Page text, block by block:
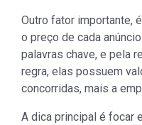
Outro fator importante,
o preço de cada
palavras chave, e pela
regra, elas possuem
concorridas, mais a
A dica principal é focar